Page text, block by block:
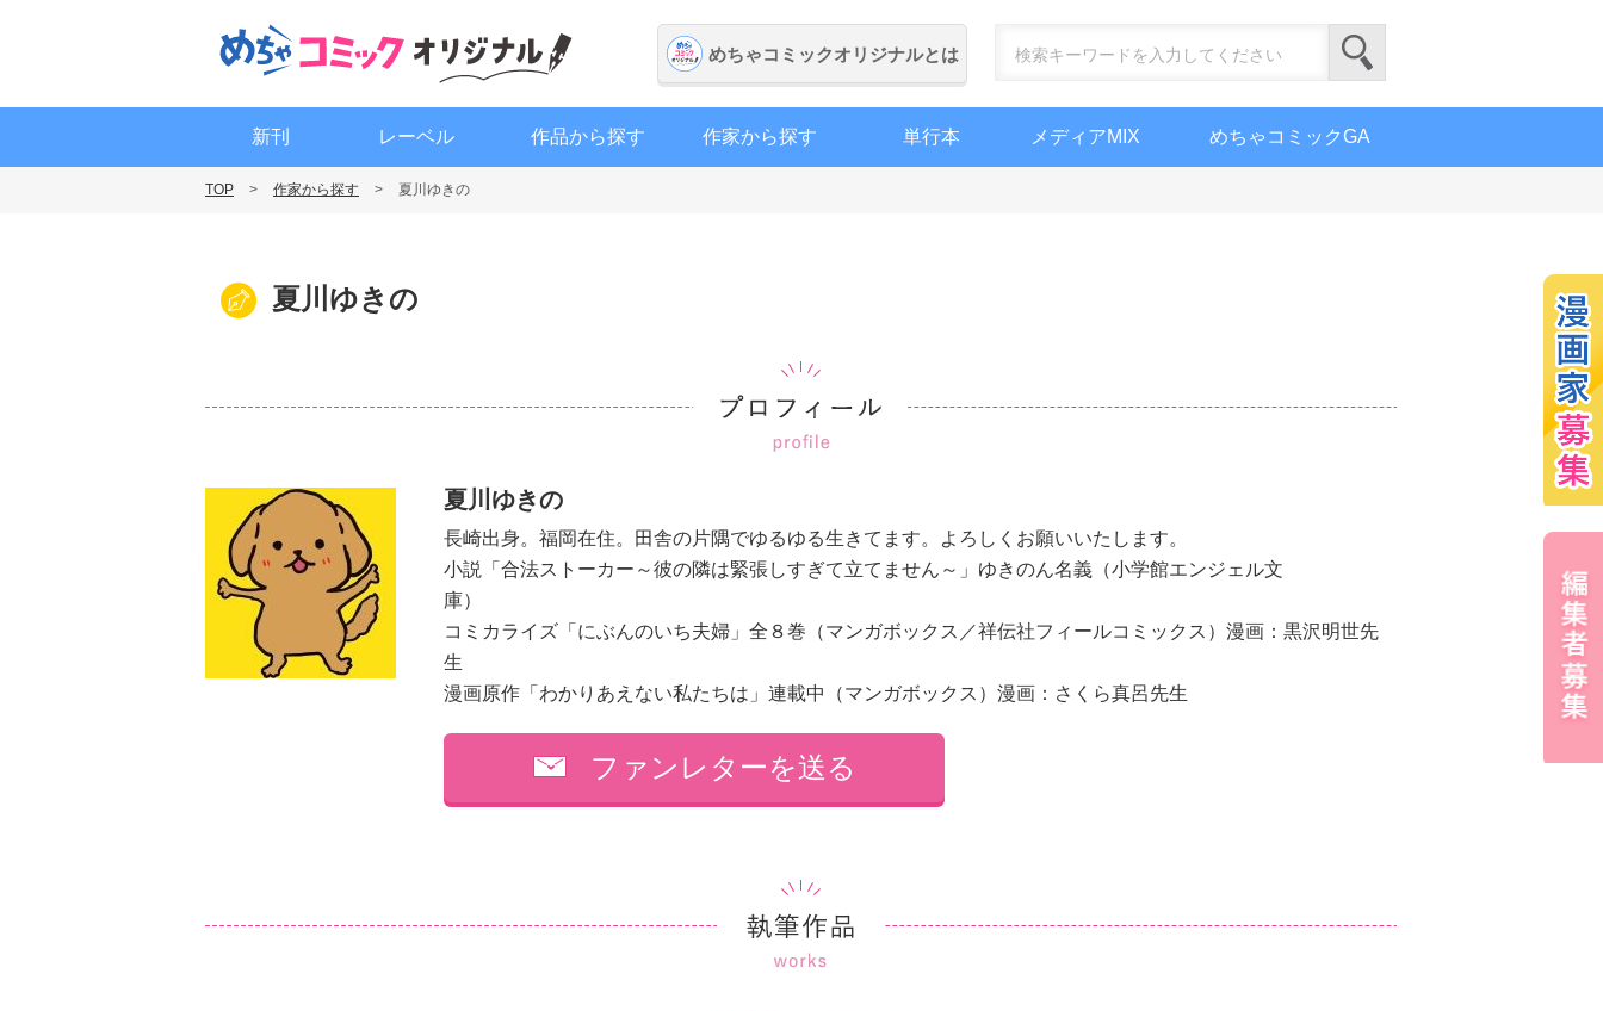
めちゃコミックオリジナルとは
新刊 レーベル 作品から探す 作家から探す 単行本 メディアMIX めちゃコミックGA
TOP 作家から探す 夏川ゆきの
夏川ゆきの
夏川ゆきの
長崎出身。福岡在住。田舎の片隅でゆるゆる生きてます。よろしくお願いいたします。
小説「合法ストーカー～彼の隣は緊張しすぎて立てません～」ゆきのん名義（小学館エンジェル文
庫）
コミカライズ「にぶんのいち夫婦」全８巻（マンガボックス／祥伝社フィールコミックス）漫画：黒沢明世先
生
漫画原作「わかりあえない私たちは」連載中（マンガボックス）漫画：さくら真呂先生
ファンレターを送る